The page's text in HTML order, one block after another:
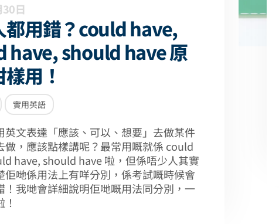
日
都用錯？could have,
have, should have 原
用！
實用英語
英文表達「應該、可以、想要」去做某件
做，應該點樣講呢？最常用嘅就係 could
have, should have 啦，但係唔少人其實
佢哋係用法上有咩分別，係考試嘅時候會
！我哋會詳細說明佢哋嘅用法同分別，一